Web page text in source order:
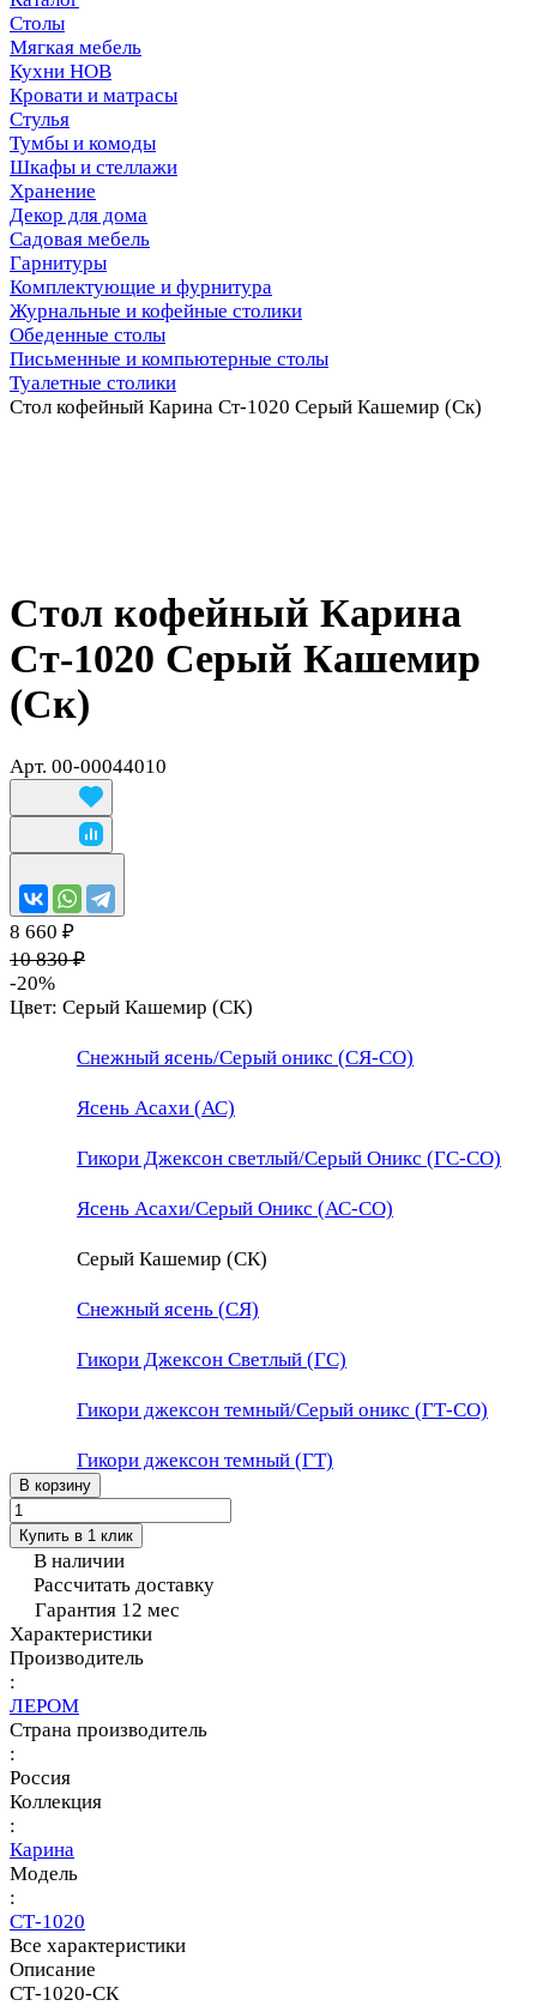
Столы
Мягкая мебель
Кухни НОВ
Кровати и матрасы
Стулья
Тумбы и комоды
Шкафы и стеллажи
Хранение
Декор для дома
Садовая мебель
Гарнитуры
Комплектующие и фурнитура
Журнальные и кофейные столики
Обеденные столы
Письменные и компьютерные столы
Туалетные столики
Стол кофейный Карина Ст-1020 Серый Кашемир (Ск)
Стол кофейный Карина
Ст-1020 Серый Кашемир
(Ск)
Арт. 00-00044010
8 660 ₽
10 830 ₽
-20%
Цвет: Серый Кашемир (СК)
Снежный ясень/Серый оникс (СЯ-СО)
Ясень Асахи (АС)
Гикори Джексон светлый/Серый Оникс (ГС-СО)
Ясень Асахи/Серый Оникс (АС-СО)
Серый Кашемир (СК)
Снежный ясень (СЯ)
Гикори Джексон Светлый (ГС)
Гикори джексон темный/Серый оникс (ГТ-СО)
Гикори джексон темный (ГТ)
В корзину
Купить в 1 клик
В наличии
Рассчитать доставку
Гарантия 12 мес
Характеристики
Производитель
:
ЛЕРОМ
Страна производитель
:
Россия
Коллекция
:
Карина
Модель
:
СТ-1020
Все характеристики
Описание
СТ-1020-СК